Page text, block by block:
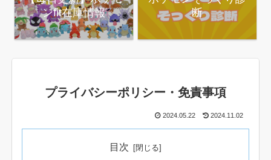
ンfit在庫情報
断
プライバシーポリシー・免責事項
2024.05.22 2024.11.02
目次